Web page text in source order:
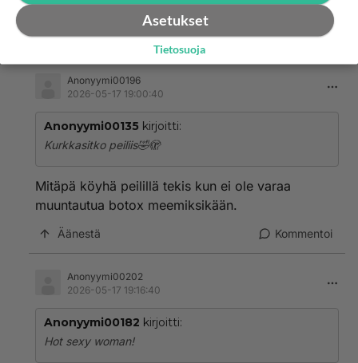
Hot sexy woman!
Äänestä Kommentoi
Anonyymi00196
2026-05-17 19:00:40
Anonyymi00135 kirjoitti:
Kurkkasitko peiliis🤣🫣
Mitäpä köyhä peilillä tekis kun ei ole varaa
muuntautua botox meemiksikään.
Äänestä Kommentoi
Anonyymi00202
2026-05-17 19:16:40
Anonyymi00182 kirjoitti:
Hot sexy woman!
Asetukset
Tietosuoja